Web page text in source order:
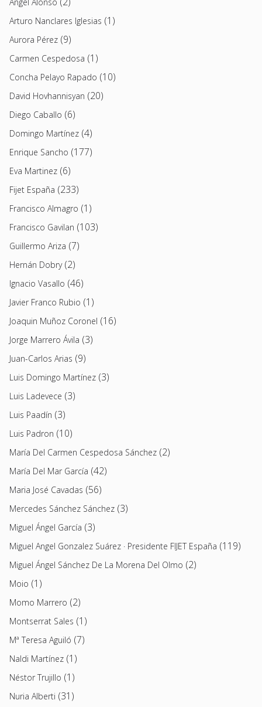
Arturo Nanclares Iglesias (1)
Aurora Pérez (9)
Carmen Cespedosa (1)
Concha Pelayo Rapado (10)
David Hovhannisyan (20)
Diego Caballo (6)
Domingo Martínez (4)
Enrique Sancho (177)
Eva Martinez (6)
Fijet España (233)
Francisco Almagro (1)
Francisco Gavilan (103)
Guillermo Ariza (7)
Hernán Dobry(2)
Ignacio Vasallo (46)
Javier Franco Rubio (1)
Joaquin Muñoz Coronel (16)
Jorge Marrero Ávila (3)
Juan-Carlos Arias (9)
Luis Domingo Martínez (3)
Luis Ladevece (3)
Luis Paadín (3)
Luis Padron (10)
María Del Carmen Cespedosa Sánchez (2)
María Del Mar García (42)
Maria José Cavadas (56)
Mercedes Sánchez Sánchez (3)
Miguel Ángel García (3)
Miguel Angel Gonzalez Suárez · Presidente FIJET España (119)
Miguel Ángel Sánchez De La Morena Del Olmo (2)
Moio (1)
Momo Marrero (2)
Montserrat Sales (1)
Mª Teresa Aguiló (7)
Naldi Martínez (1)
Néstor Trujillo (1)
Nuria Alberti (31)